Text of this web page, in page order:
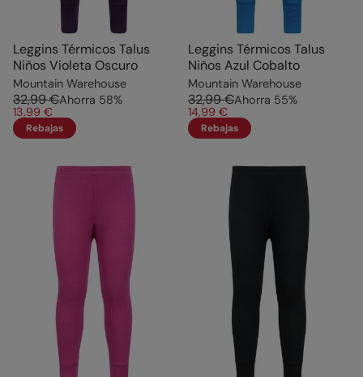
Leggins Térmicos Talus
Niños Violeta Oscuro
Mountain Warehouse
32,99 €Ahorra 58%
13,99 €
Rebajas
Leggins Térmicos Talus
Niños Azul Cobalto
Mountain Warehouse
32,99 €Ahorra 55%
14,99 €
Rebajas